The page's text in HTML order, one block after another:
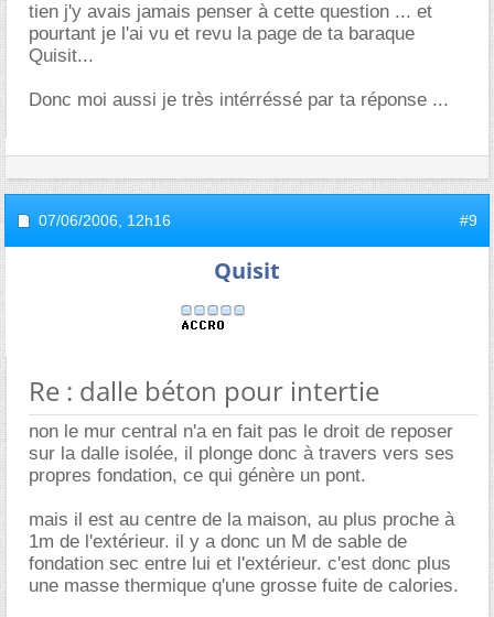
tien j'y avais jamais penser à cette question ... et
pourtant je l'ai vu et revu la page de ta baraque
Quisit...
Donc moi aussi je très intérréssé par ta réponse ...
07/06/2006, 12h16 #9
Quisit
Re : dalle béton pour intertie
non le mur central n'a en fait pas le droit de reposer
sur la dalle isolée, il plonge donc à travers vers ses
propres fondation, ce qui génère un pont.
mais il est au centre de la maison, au plus proche à
1m de l'extérieur. il y a donc un M de sable de
fondation sec entre lui et l'extérieur. c'est donc plus
une masse thermique q'une grosse fuite de calories.